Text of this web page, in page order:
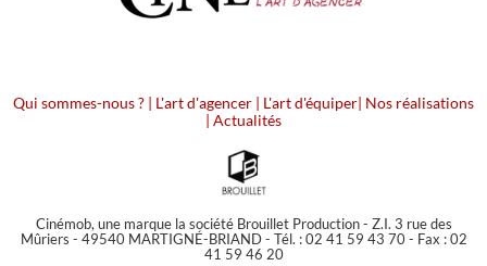
Qui sommes-nous ? | L'art d'agencer | L'art d'équiper| Nos réalisations
| Actualités
Cinémob, une marque la société Brouillet Production - Z.I. 3 rue des
Mûriers - 49540 MARTIGNÉ-BRIAND - Tél. : 02 41 59 43 70 - Fax : 02
41 59 46 20